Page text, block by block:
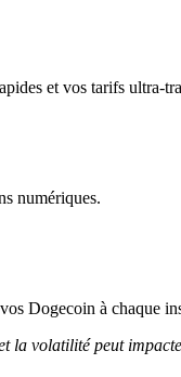
et vos tarifs ultra-
numériques.
Dogecoin à chaque
la volatilité peut